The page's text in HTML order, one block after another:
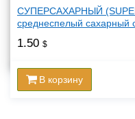
СУПЕРСАХАРНЫЙ
среднеспелый сахарный
1.50 $
В корзину